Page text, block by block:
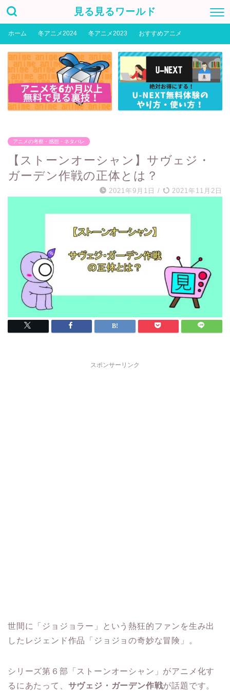
見る見るワールド
ホーム 冬アニメ2024 冬アニメ2023 おすすめアニメ
アニメの考察・感想・ネタバレ
【ストーンオーシャン】サヴェジ・
ガーデン作戦の正体とは？
2021年9月1日 / 2021年11月2日
スポンサーリンク
世間に「ジョジョラー」という熱狂的ファンを生み出
したレジェンド作品「ジョジョの奇妙な冒険」。
シリーズ第６部「ストーンオーシャン」がアニメ化す
るにあたって、 サヴェジ・ガーデン作戦が話題です。